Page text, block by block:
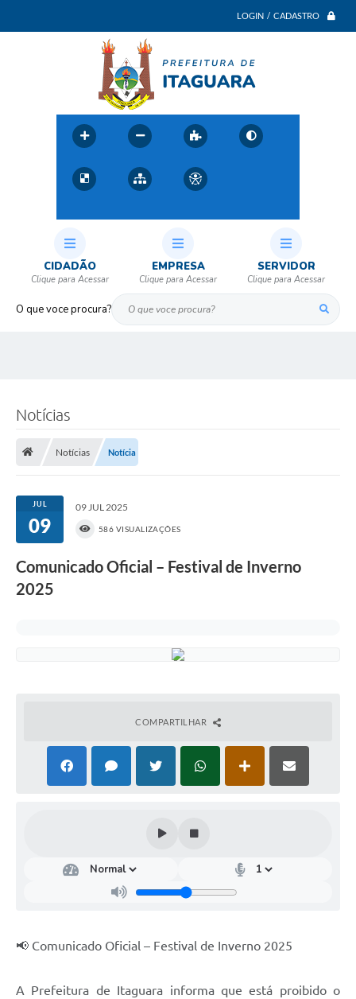
LOGIN / CADASTRO
O que voce procura?
CIDADÃO EMPRESA SERVIDOR
Notícias
Notícias Notícia
JUL
09
09 JUL 2025
586 VISUALIZAÇÕES
Comunicado Oficial – Festival de Inverno
2025
COMPARTILHAR
📢 Comunicado Oficial – Festival de Inverno 2025
A Prefeitura de Itaguara informa que está proibido o